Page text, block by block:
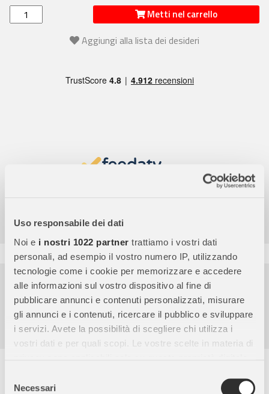
Uso responsabile dei dati
Noi e i nostri 1022 partner trattiamo i vostri dati
personali, ad esempio il vostro numero IP, utilizzando
tecnologie come i cookie per memorizzare e accedere
alle informazioni sul vostro dispositivo al fine di
pubblicare annunci e contenuti personalizzati, misurare
gli annunci e i contenuti, ricercare il pubblico e sviluppare
i servizi. Avete la possibilità di scegliere chi utilizza i
vostri dati e per quali scopi. Le vostre scelte in materia di
modificare o revocare il proprio consenso in qualsiasi
delNecessari
Metti nel carrello
Aggiungi alla lista dei desideri
Recensioni
Pagamenti sicuri
Garanzia e reso facili
Assistenza dal lunedì al venerdì